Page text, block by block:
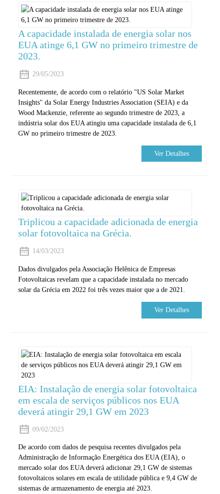
A capacidade instalada de energia solar nos
EUA atinge 6,1 GW no primeiro trimestre de
2023.
29/05/2023
Recentemente, de acordo com o relatório "US Solar Market
Insights" da Solar Energy Industries Association (SEIA) e da
Wood Mackenzie, referente ao segundo trimestre de 2023, a
indústria solar dos EUA atingiu uma capacidade instalada de 6,1
GW no primeiro trimestre de 2023.
Ver Detalhes
Triplicou a capacidade adicionada de energia
solar fotovoltaica na Grécia.
14/03/2023
Dados divulgados pela Associação Helênica de Empresas
Fotovoltaicas revelam que a capacidade instalada no mercado
solar da Grécia em 2022 foi três vezes maior que a de 2021.
Ver Detalhes
EIA: Instalação de energia solar fotovoltaica
em escala de serviços públicos nos EUA
deverá atingir 29,1 GW em 2023
09/02/2023
De acordo com dados de pesquisa recentes divulgados pela
Administração de Informação Energética dos EUA (EIA), o
mercado solar dos EUA deverá adicionar 29,1 GW de sistemas
fotovoltaicos solares em escala de utilidade pública e 9,4 GW de
sistemas de armazenamento de energia até 2023.